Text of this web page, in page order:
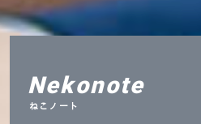
Nekonote
ねこノート